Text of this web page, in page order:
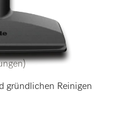
gründlichen Reinigen